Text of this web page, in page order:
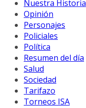
Nuestra Historia
Opinión
Personajes
Policiales
Política
Resumen del día
Salud
Sociedad
Tarifazo
Torneos ISA